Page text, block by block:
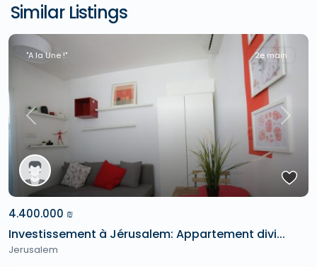
Similar Listings
Previous Next
"A la Une !" 2e main
4.400.000 ₪
Investissement à Jérusalem: Appartement divi...
Jerusalem